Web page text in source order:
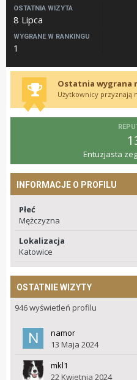
OSTATNIA WIZYTA
8 Lipca
WYGRANE W RANKINGU
1
Ostatnia wygrana
Użytkownicy przyznają
Entuzjasta
INFORMACJE O PROFILU
Płeć
Mężczyzna
Lokalizacja
Katowice
OSTATNIE WIZYTY
946 wyświetleń profilu
namor
13 Maja 2024
mkl1
22 Kwietnia 2024